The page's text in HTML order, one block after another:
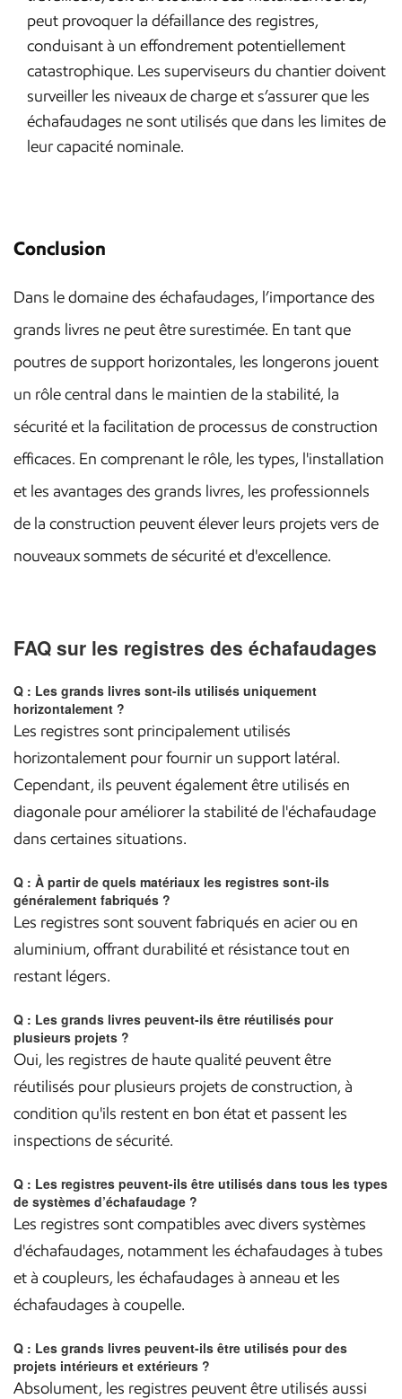
peut provoquer la défaillance des registres,
conduisant à un effondrement potentiellement
catastrophique. Les superviseurs du chantier doivent
surveiller les niveaux de charge et s’assurer que les
échafaudages ne sont utilisés que dans les limites de
leur capacité nominale.
Conclusion
Dans le domaine des échafaudages, l’importance des
grands livres ne peut être surestimée. En tant que
poutres de support horizontales, les longerons jouent
un rôle central dans le maintien de la stabilité, la
sécurité et la facilitation de processus de construction
efficaces. En comprenant le rôle, les types, l'installation
et les avantages des grands livres, les professionnels
de la construction peuvent élever leurs projets vers de
nouveaux sommets de sécurité et d'excellence.
FAQ sur les registres des échafaudages
Q : Les grands livres sont-ils utilisés uniquement
horizontalement ?
Les registres sont principalement utilisés
horizontalement pour fournir un support latéral.
Cependant, ils peuvent également être utilisés en
diagonale pour améliorer la stabilité de l'échafaudage
dans certaines situations.
Q : À partir de quels matériaux les registres sont-ils
généralement fabriqués ?
Les registres sont souvent fabriqués en acier ou en
aluminium, offrant durabilité et résistance tout en
restant légers.
Q : Les grands livres peuvent-ils être réutilisés pour
plusieurs projets ?
Oui, les registres de haute qualité peuvent être
réutilisés pour plusieurs projets de construction, à
condition qu'ils restent en bon état et passent les
inspections de sécurité.
Q : Les registres peuvent-ils être utilisés dans tous les types
de systèmes d’échafaudage ?
Les registres sont compatibles avec divers systèmes
d'échafaudages, notamment les échafaudages à tubes
et à coupleurs, les échafaudages à anneau et les
échafaudages à coupelle.
Q : Les grands livres peuvent-ils être utilisés pour des
projets intérieurs et extérieurs ?
Absolument, les registres peuvent être utilisés aussi